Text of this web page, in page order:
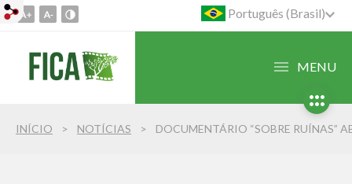
Ir
conteúdo
para
Português (Brasil)
MENU
INÍCIO NOTÍCIAS